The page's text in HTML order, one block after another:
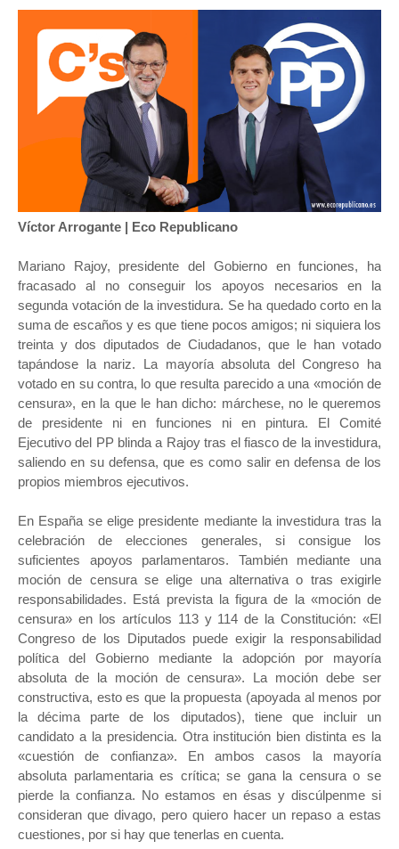
Víctor Arrogante | Eco Republicano
Mariano Rajoy, presidente del Gobierno en funciones, ha
fracasado al no conseguir los apoyos necesarios en la
segunda votación de la investidura. Se ha quedado corto en la
suma de escaños y es que tiene pocos amigos; ni siquiera los
treinta y dos diputados de Ciudadanos, que le han votado
tapándose la nariz. La mayoría absoluta del Congreso ha
votado en su contra, lo que resulta parecido a una «moción de
censura», en la que le han dicho: márchese, no le queremos
de presidente ni en funciones ni en pintura. El Comité
Ejecutivo del PP blinda a Rajoy tras el fiasco de la investidura,
saliendo en su defensa, que es como salir en defensa de los
propios miembros ejecutivos.
En España se elige presidente mediante la investidura tras la
celebración de elecciones generales, si consigue los
suficientes apoyos parlamentaros. También mediante una
moción de censura se elige una alternativa o tras exigirle
responsabilidades. Está prevista la figura de la «moción de
censura» en los artículos 113 y 114 de la Constitución: «El
Congreso de los Diputados puede exigir la responsabilidad
política del Gobierno mediante la adopción por mayoría
absoluta de la moción de censura». La moción debe ser
constructiva, esto es que la propuesta (apoyada al menos por
la décima parte de los diputados), tiene que incluir un
candidato a la presidencia. Otra institución bien distinta es la
«cuestión de confianza». En ambos casos la mayoría
absoluta parlamentaria es crítica; se gana la censura o se
pierde la confianza. No estamos en ésas y discúlpenme si
consideran que divago, pero quiero hacer un repaso a estas
cuestiones, por si hay que tenerlas en cuenta.